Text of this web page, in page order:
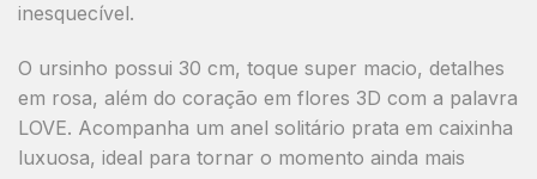
inesquecível.
O ursinho possui 30 cm, toque super macio, detalhes
em rosa, além do coração em flores 3D com a palavra
LOVE. Acompanha um anel solitário prata em caixinha
luxuosa, ideal para tornar o momento ainda mais